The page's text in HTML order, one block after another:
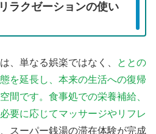
ラクゼーションの使い
、単なる娯楽ではなく、
ととの
を延長し、本来の生活への復帰
間です。食事処での栄養補給、
要に応じてマッサージやリフレ
スーパー銭湯の滞在体験が完成